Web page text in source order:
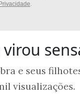
.
e seus
visualizações.